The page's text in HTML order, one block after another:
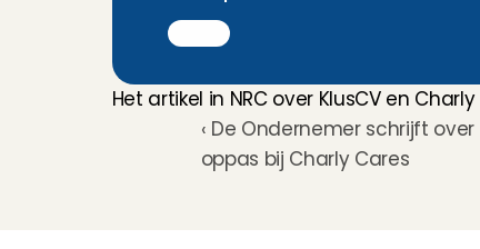
Het artikel in NRC over KlusCV en
‹ De Ondernemer schrijft
oppas bij Charly Cares